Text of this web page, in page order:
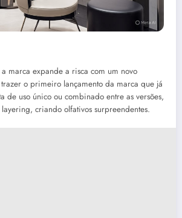
marca expande a risca com um novo
o primeiro lançamento da marca que já
de uso único ou combinado entre as versões,
criando olfativos surpreendentes.